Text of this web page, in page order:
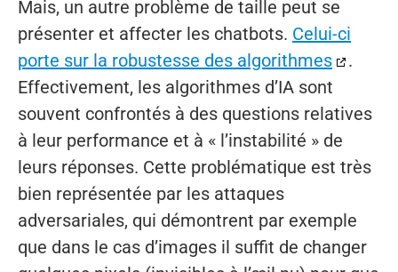
Mais, un autre problème de taille peut se
présenter et affecter les chatbots. Celui-ci
porte sur la robustesse des algorithmes
.
Effectivement, les algorithmes d’IA sont
souvent confrontés à des questions relatives
à leur performance et à « l’instabilité » de
leurs réponses. Cette problématique est très
bien représentée par les attaques
adversariales, qui démontrent par exemple
que dans le cas d’images il suffit de changer